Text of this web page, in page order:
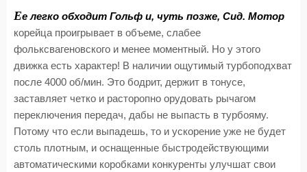
Ее легко обходит Гольф и, чуть позже, Сид. Мотор
корейца проигрывает в объеме, слабее
фольксвагеновского и менее моментный. Но у этого
движка есть характер! В наличии ощутимый турбоподхват
после 4000 об/мин. Это бодрит, держит в тонусе,
заставляет четко и расторопно орудовать рычагом
переключения передач, дабы не выпасть в турбояму.
Потому что если выпадешь, то и ускорение уже не будет
столь плотным, и оснащенные быстродействующими
автоматическими коробками конкуренты улучшат свои